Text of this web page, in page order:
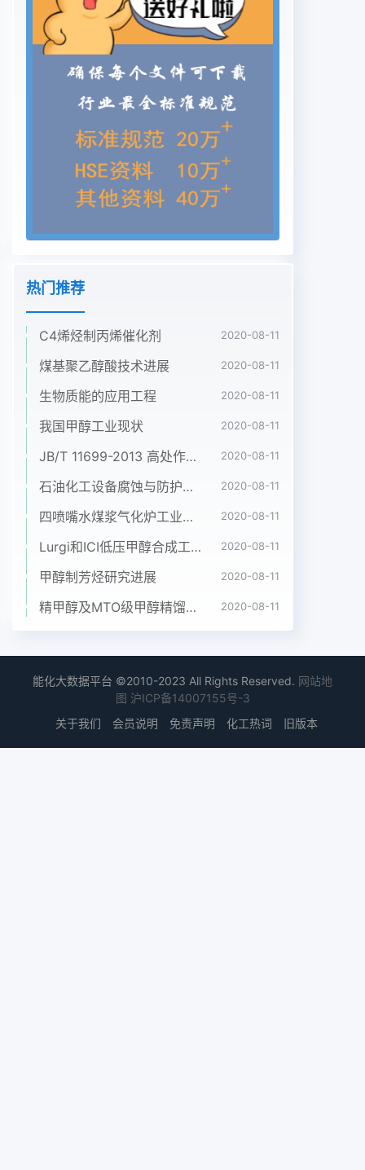
被认定为危险轮胎。射立据称，该公司近年来在印
度- -直负责生产大陆品.牌卡客车轮胎。博文日本住
友化学聚烯烃类热塑性弹性体扩产美固能源部资助固
铂研发节能轮胎日本住友化学株式会社正加快提高聚
烯烃类日前,美国能源部(DOE)为固铂轮胎公司提热
塑性弹性体(TPE)的产能,以满足市场不断增供150万
美元的资助,以支持固铂研发新一代节长的需求。
TPE主要用于汽车车门密封件、座套能轮胎。节能轮
胎采用新型材料技术和创新的设以及安全气囊盖等。
由于现代汽车装备的安全气计理念,使燃中国煤化工
囊增多,对TPE的需求量急剧上升。目前,住友DOE表
1.5万t,在美美国新--代节肥几牛时反爬，利佩红济增
长和能
热门推荐
C4烯烃制丙烯催化剂 2020-08-11
煤基聚乙醇酸技术进展 2020-08-11
生物质能的应用工程 2020-08-11
我国甲醇工业现状 2020-08-11
JB/T 11699-2013 高处作业吊篮安装、拆卸、使用技术规程 2020-08-11
石油化工设备腐蚀与防护参考书十本免费下载，绝版珍藏 2020-08-11
四喷嘴水煤浆气化炉工业应用情况简介 2020-08-11
Lurgi和ICI低压甲醇合成工艺比较 2020-08-11
甲醇制芳烃研究进展 2020-08-11
精甲醇及MTO级甲醇精馏工艺技术进展 2020-08-11
能化大数据平台 ©2010-2023 All Rights Reserved. 网站地
图 沪ICP备14007155号-3
关于我们
会员说明 免责声明 化工热词 旧版本